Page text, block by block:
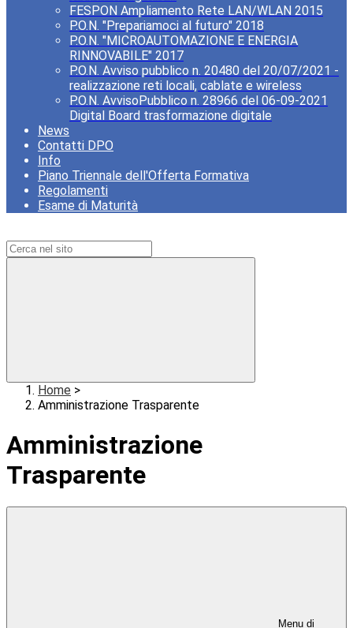
FESPON Ampliamento Rete LAN/WLAN 2015
P.O.N. "Prepariamoci al futuro" 2018
P.O.N. "MICROAUTOMAZIONE E ENERGIA
RINNOVABILE" 2017
P.O.N. Avviso pubblico n. 20480 del 20/07/2021 -
realizzazione reti locali, cablate e wireless
P.O.N. AvvisoPubblico n. 28966 del 06-09-2021
Digital Board trasformazione digitale
News
Contatti DPO
Info
Piano Triennale dell'Offerta Formativa
Regolamenti
Esame di Maturità
Home >
Amministrazione Trasparente
Amministrazione
Trasparente
Menu di